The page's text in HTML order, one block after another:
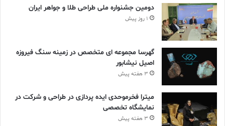
دومین جشنواره ملی طراحی طلا و جواهر ایران
1 روز پیش
گهرسا مجموعه ای متخصص در زمینه سنگ فیروزه
اصیل نیشابور
3 هفته پیش
میترا فخرموحدی ایده پردازی در طراحی و شرکت در
نمایشگاه تخصصی
3 هفته پیش